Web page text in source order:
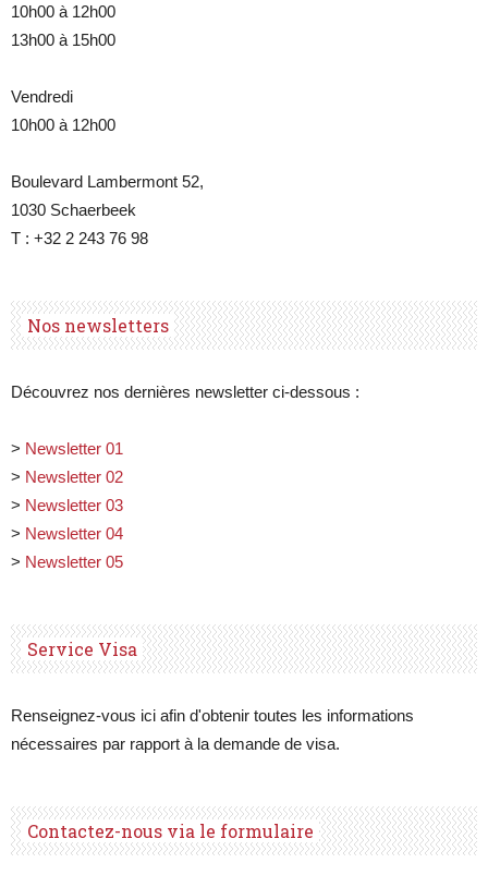
10h00 à 12h00
13h00 à 15h00
Vendredi
10h00 à 12h00
Boulevard Lambermont 52,
1030 Schaerbeek
T : +32 2 243 76 98
Nos newsletters
Découvrez nos dernières newsletter ci-dessous :
> Newsletter 01
> Newsletter 02
> Newsletter 03
> Newsletter 04
> Newsletter 05
Service Visa
Renseignez-vous ici afin d'obtenir toutes les informations
nécessaires par rapport à la demande de visa.
Contactez-nous via le formulaire